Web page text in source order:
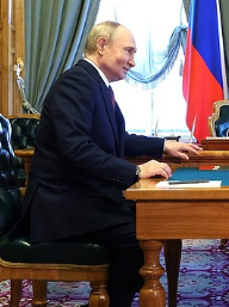
Египта
Москва, Кремль
Бразилии
Москва, Кремль